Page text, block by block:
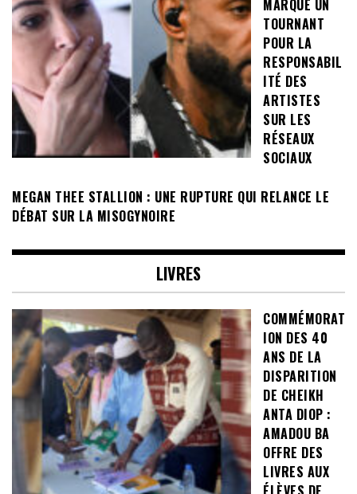
MARQUE UN
TOURNANT
POUR LA
RESPONSABIL
ITÉ DES
ARTISTES
SUR LES
RÉSEAUX
SOCIAUX
MEGAN THEE STALLION : UNE RUPTURE QUI RELANCE LE
DÉBAT SUR LA MISOGYNOIRE
LIVRES
COMMÉMORAT
ION DES 40
ANS DE LA
DISPARITION
DE CHEIKH
ANTA DIOP :
AMADOU BA
OFFRE DES
LIVRES AUX